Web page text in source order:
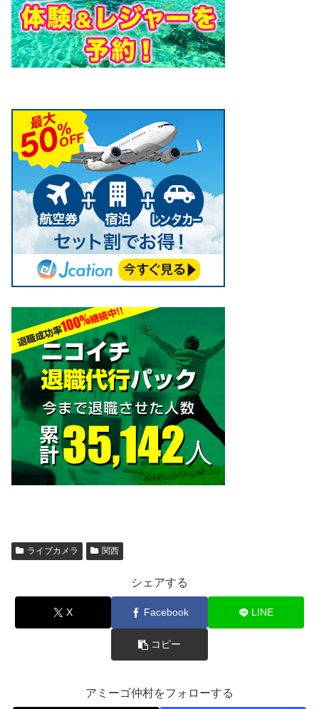
ライブカメラ 関西
シェアする
X Facebook LINE
コピー
アミーゴ仲村をフォローする